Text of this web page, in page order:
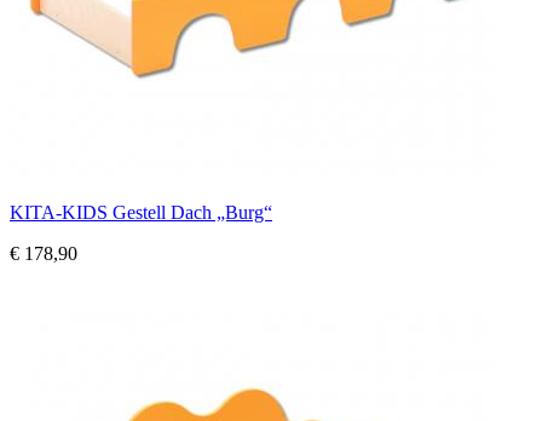
KITA-KIDS Gestell Dach „Burg“
€ 178,90